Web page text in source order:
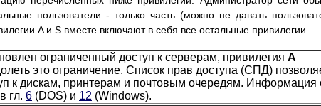
пользователи - только часть (можно не давать
A и S вместе включают в себя все остальные привилегии.
ограниченный доступ к серверам, привилегия А
это ограничение. Список прав доступа (СПД)
к дискам, принтерам и почтовым очередям. Информация
гл. 6 (DOS) и 12 (Windows).